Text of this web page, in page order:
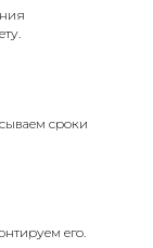
сроки
его.